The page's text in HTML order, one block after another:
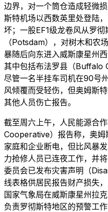
边界，对一个筒仓造成轻微
斯特机场以西数英里处登陆
坏；一股EF1级龙卷风从罗
（Potsdam），对树木和农
暴随后向东进入威斯康星州
其中包括布法罗县（Buffalo
尽管一名半挂车司机在90号
风倾覆而受轻伤，但奥姆斯
其他人员伤亡报告。
截至周六上午，人民能源合
Cooperative）报告称，奥姆
家庭和企业断电，但比风暴
力抢修人员已连夜工作，并
委员会已发布灾害声明（
线表格供居民报告财产损失
国家气象局在威斯康星州拉
负责罗彻斯特地区的预警工